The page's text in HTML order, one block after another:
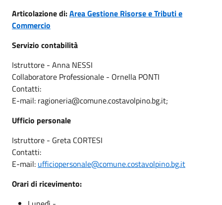
Articolazione di:Area Gestione Risorse e Tributi e
Commercio
Servizio contabilità
Istruttore - Anna NESSI
Collaboratore Professionale - Ornella PONTI
Contatti:
E-mail: ragioneria@comune.costavolpino.bg.it;
Ufficio personale
Istruttore - Greta CORTESI
Contatti:
E-mail: ufficiopersonale@comune.costavolpino.bg.it
Orari di ricevimento: